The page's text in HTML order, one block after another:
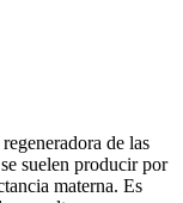
de las
suelen producir por
materna. Es